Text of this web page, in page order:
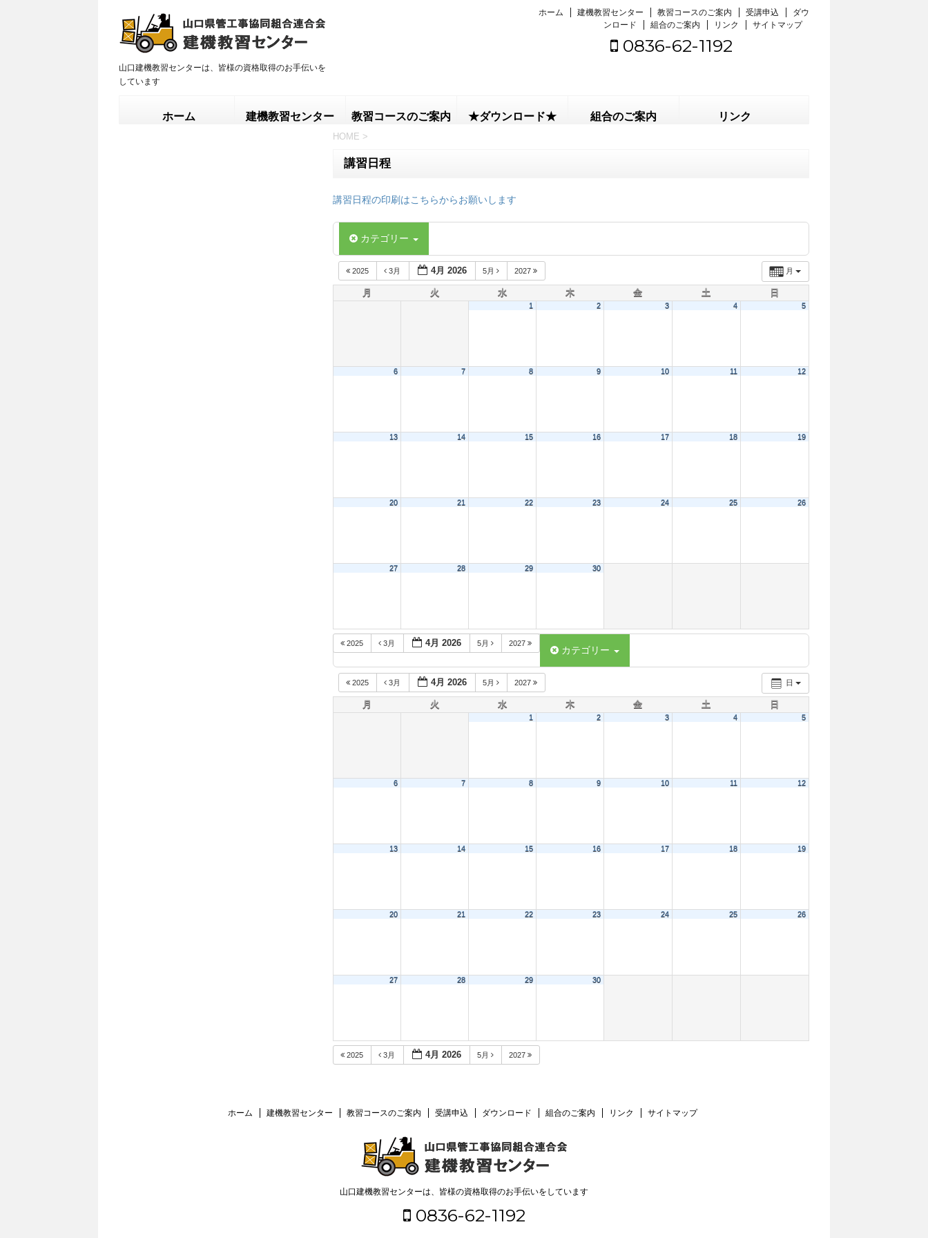
山口建機教習センターは、皆様の資格取得のお手伝いを
しています
ホーム 建機教習センター 教習コースのご案内 受講申込
ダウ
ンロード
組合のご案内 リンク サイトマップ
0836-62-1192
ホーム 建機教習センター 教習コースのご案内 ★ダウンロード★ 組合のご案内 リンク
HOME >
講習日程
講習日程の印刷はこちらからお願いします
カテゴリー
月
2025 3月 4月 2026 5月 2027
月 火 水 木 金 土 日
1 2 3 4 5
6 7 8 9 10 11 12
13 14 15 16 17 18 19
20 21 22 23 24 25 26
27 28 29 30
2025 3月 4月 2026 5月 2027
カテゴリー
日
2025 3月 4月 2026 5月 2027
月 火 水 木 金 土 日
1 2 3 4 5
6 7 8 9 10 11 12
13 14 15 16 17 18 19
20 21 22 23 24 25 26
27 28 29 30
2025 3月 4月 2026 5月 2027
ホーム 建機教習センター 教習コースのご案内 受講申込 ダウンロード 組合のご案内 リンク サイトマップ
山口建機教習センターは、皆様の資格取得のお手伝いをしています
0836-62-1192